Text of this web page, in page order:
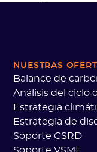
NUESTRAS
Balance de
Análisis del ciclo
Estrategia
Estrategia de
Soporte CSRD
Soporte VSME